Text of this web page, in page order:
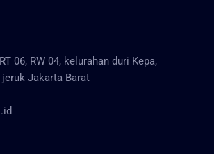
06, RW 04, kelurahan duri Kepa,
Jakarta Barat